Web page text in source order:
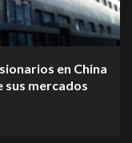
en China
sus mercados